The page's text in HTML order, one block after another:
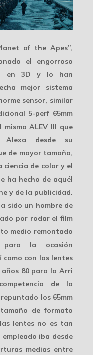
of the Apes”,
el engorroso
en 3D y lo han
mejor sistema
sensor, similar
5-perf 65mm
ALEV III que
Alexa desde su
de mayor tamaño,
ciencia de colory el
ha hecho de aquél
y de la publicidad.
sido un hombre de
por rodar el film
medio remontado
la ocasión
como con las lentes
80 para la Arri
de la
los 65mm
de formato
lentes no es tan
iba desde
medias entre